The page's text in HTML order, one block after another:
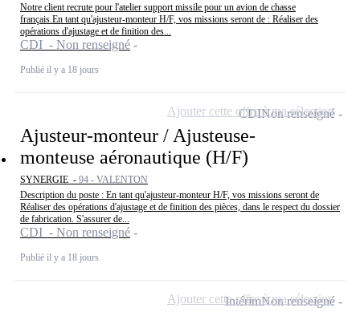
Notre client recrute pour l'atelier support missile pour un avion de chasse
français.En tant qu'ajusteur-monteur H/F, vos missions seront de : Réaliser des
opérations d'ajustage et de finition des...
CDI - Non renseigné
Publié il y a 18 jours
Ajusteur-monteur / Ajusteuse-
monteuse aéronautique (H/F)
SYNERGIE - 94 - VALENTON
Description du poste : En tant qu'ajusteur-monteur H/F, vos missions seront de
Réaliser des opérations d'ajustage et de finition des pièces, dans le respect du dossier
de fabrication. S'assurer de...
CDI - Non renseigné
Publié il y a 18 jours
CDINon renseigné
Ajouter cette offre à ma sélection
IntérimNon renseigné
Ajouter cette offre à ma sélection